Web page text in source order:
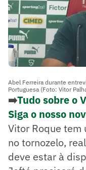
Abel Ferreira durante
Portuguesa (Foto: Vitor
➡️Tudo sobre o
Siga o nosso
Vitor Roque tem
no tornozelo,
deve estar à